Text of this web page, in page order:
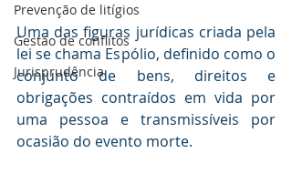
Prevenção de litígios
Gestāo de conflitos
Jurisprudência
Uma das figuras jurídicas criada pela
lei se chama Espólio, definido como o
conjunto de bens, direitos e
obrigações contraídos em vida por
uma pessoa e transmissíveis por
ocasião do evento morte.